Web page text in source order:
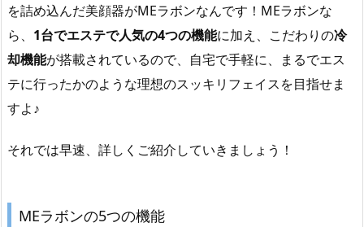
を詰め込んだ美顔器がMEラボンなんです！MEラボンな
ら、 1台でエステで人気の4つの機能に加え、こだわりの冷
却機能が搭載されているので、自宅で手軽に、まるでエス
テに行ったかのような理想のスッキリフェイスを目指せま
すよ♪
それでは早速、詳しくご紹介していきましょう！
MEラボンの5つの機能